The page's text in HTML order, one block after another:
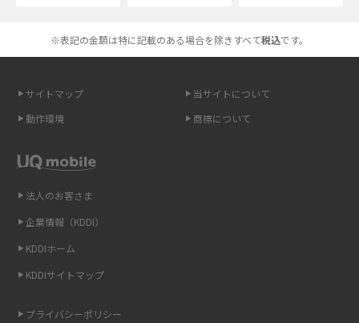
高校生にスマホ制限は必要？所持率やメリット・デメリットを詳しく紹介
トを解説
スマホや携帯端末の通信速度制限とは？回避のコツや解除のタイミング・
LINEの通知がこない時の原因と対処法9選！設定の確認手順も解説
※表記の金額は特に記載のある場合を除きすべて税込です。
サイトマップ
当サイトについて
動作環境
商標について
法人のお客さま
企業情報（KDDI）
KDDIホーム
KDDIサイトマップ
プライバシーポリシー